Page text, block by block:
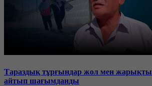
Тараздық тұрғындар жол мен
айтып шағымданды